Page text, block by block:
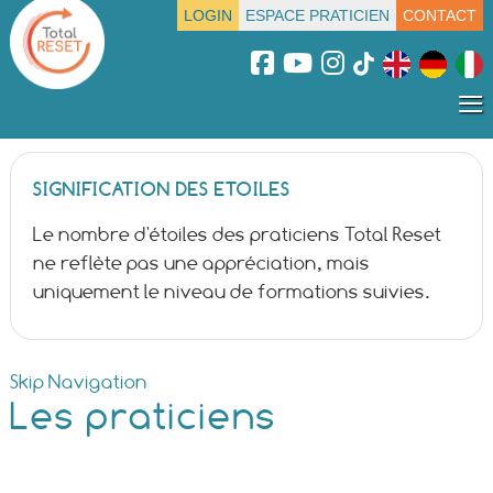
LOGIN ESPACE PRATICIEN CONTACT
≡
SIGNIFICATION DES ETOILES
Le nombre d'étoiles des praticiens Total Reset
ne reflète pas une appréciation, mais
uniquement le niveau de formations suivies.
Skip Navigation
Les praticiens